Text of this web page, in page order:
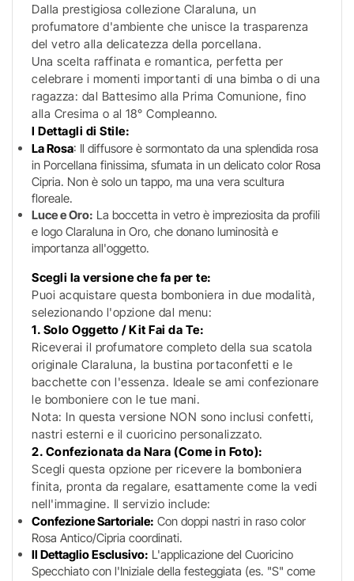
Dalla prestigiosa collezione Claraluna, un
profumatore d'ambiente che unisce la trasparenza
del vetro alla delicatezza della porcellana.
Una scelta raffinata e romantica, perfetta per
celebrare i momenti importanti di una bimba o di una
ragazza: dal Battesimo alla Prima Comunione, fino
alla Cresima o al 18° Compleanno.
I Dettagli di Stile:
La Rosa: Il diffusore è sormontato da una splendida rosa
in Porcellana finissima, sfumata in un delicato color Rosa
Cipria. Non è solo un tappo, ma una vera scultura
floreale.
Luce e Oro: La boccetta in vetro è impreziosita da profili
e logo Claraluna in Oro, che donano luminosità e
importanza all'oggetto.
Scegli la versione che fa per te:
Puoi acquistare questa bomboniera in due modalità,
selezionando l'opzione dal menu:
1. Solo Oggetto / Kit Fai da Te:
Riceverai il profumatore completo della sua scatola
originale Claraluna, la bustina portaconfetti e le
bacchette con l'essenza. Ideale se ami confezionare
le bomboniere con le tue mani.
Nota: In questa versione NON sono inclusi confetti,
nastri esterni e il cuoricino personalizzato.
2. Confezionata da Nara (Come in Foto):
Scegli questa opzione per ricevere la bomboniera
finita, pronta da regalare, esattamente come la vedi
nell'immagine. Il servizio include:
Confezione Sartoriale: Con doppi nastri in raso color
Rosa Antico/Cipria coordinati.
Il Dettaglio Esclusivo: L'applicazione del Cuoricino
Specchiato con l'Iniziale della festeggiata (es. "S" come